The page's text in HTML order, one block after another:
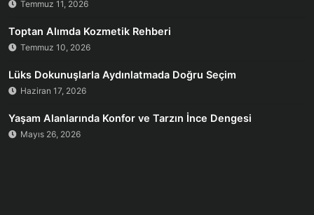
Temmuz 11, 2026
Toptan Alımda Kozmetik Rehberi
Temmuz 10, 2026
Lüks Dokunuşlarla Aydınlatmada Doğru Seçim
Haziran 17, 2026
Yaşam Alanlarında Konfor ve Tarzın İnce Dengesi
Mayıs 26, 2026